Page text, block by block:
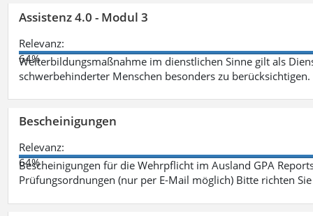
Assistenz 4.0 - Modul 3
Relevanz:
64%
Weiterbildungsmaßnahme im dienstlichen Sinne gilt als
schwerbehinderter Menschen besonders zu
Bescheinigungen
Relevanz:
64%
Bescheinigungen für die Wehrpflicht im Ausland GPA
Prüfungsordnungen (nur per E-Mail möglich) Bitte richten